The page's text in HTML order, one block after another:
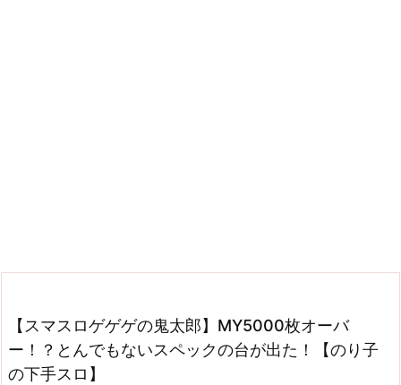
【スマスロゲゲゲの鬼太郎】MY5000枚オーバ
ー！？とんでもないスペックの台が出た！【のり子
の下手スロ】